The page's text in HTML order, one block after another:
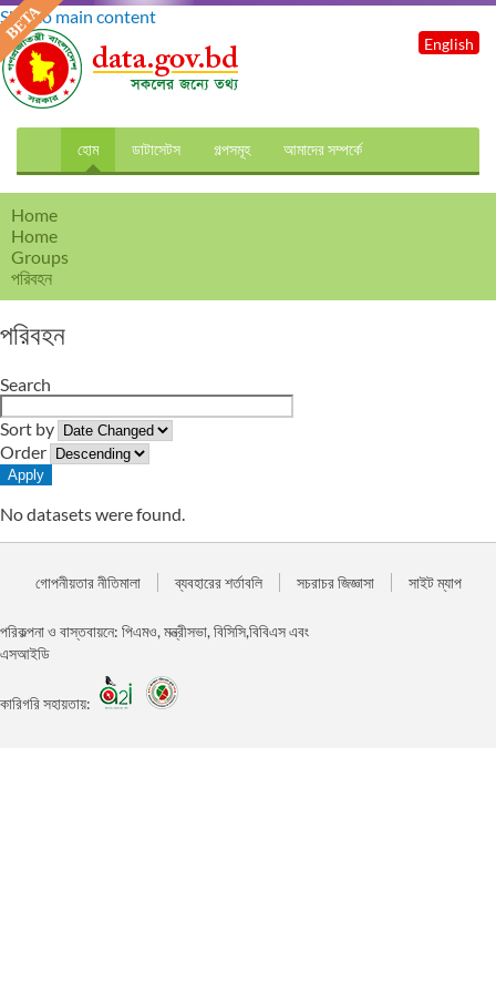
Skip to main content
হোম ডাটাসেটস গল্পসমূহ আমাদের সম্পর্কে
English
Home
Home
Groups
পরিবহন
পরিবহন
Search
Sort by
Order
No datasets were found.
গোপনীয়তার নীতিমালা ব্যবহারের শর্তাবলি সচরাচর জিজ্ঞাসা সাইট ম্যাপ
পরিকল্পনা ও বাস্তবায়নে: পিএমও, মন্ত্রীসভা, বিসিসি,বিবিএস এবং
এসআইডি
কারিগরি সহায়তায়: